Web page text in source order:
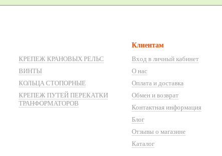
КРЕПЕЖ КРАНОВЫХ РЕЛЬС
ВИНТЫ
КОЛЬЦА СТОПОРНЫЕ
КРЕПЕЖ ПУТЕЙ ПЕРЕКАТКИ
ТРАНФОРМАТОРОВ
Клиентам
Вход в личный кабинет
О нас
Оплата и доставка
Обмен и возврат
Контактная информация
Блог
Отзывы о магазине
Каталог